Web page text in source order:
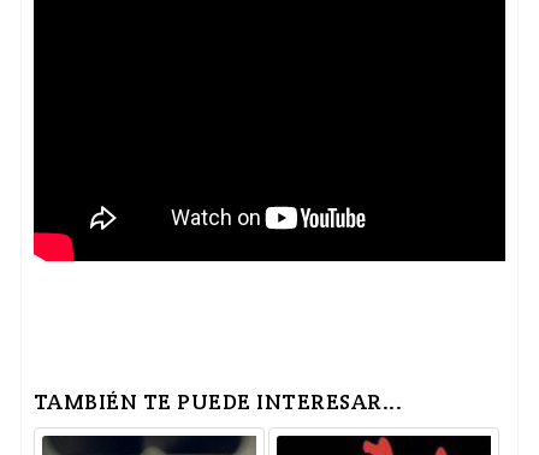
TAMBIÉN TE PUEDE INTERESAR...